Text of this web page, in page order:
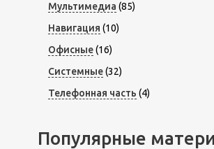
Мультимедиа (85)
Навигация (10)
Офисные(16)
Системные(32)
Телефонная часть (4)
Популярные